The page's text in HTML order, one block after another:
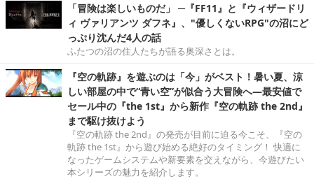
「冒険は楽しいものだ」 ─『FF11』と『ウィザードリ
ィ ヴァリアンツ ダフネ』、"優しくないRPG"の沼にど
っぷり沈んだ4人の話
ふたつの沼の住人たちが語る奥深さとは。
『空の軌跡』を遊ぶのは「今」がベスト！暑い夏、涼
しい部屋の中で“青い空”が似合う大冒険へ―最安値で
セール中の『the 1st』から新作『空の軌跡 the 2nd』
まで駆け抜けよう
『空の軌跡 the 2nd』の発売が目前に迫る今こそ、『空の
軌跡 the 1st』から遊び始める絶好のタイミング！ 快適に
なったゲームシステムや新要素を交えながら、今遊びたい
本シリーズの魅力を紹介します。